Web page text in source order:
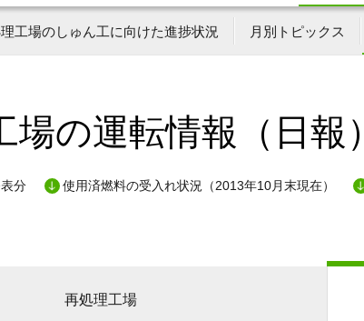
工場のしゅん工に向けた進捗状況 月別トピックス
場の運転情報（日報）
分 使用済燃料の受入れ状況（2013年10月末現在）
再処理工場